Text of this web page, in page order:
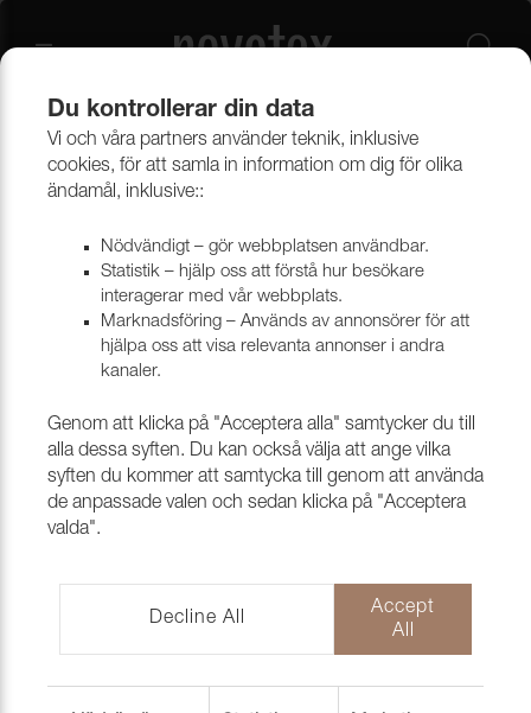
Outlet Möbeltyger
Du kontrollerar din data
Vi och våra partners använder teknik, inklusive
cookies, för att samla in information om dig för olika
ändamål, inklusive::
Nödvändigt – gör webbplatsen användbar.
Statistik – hjälp oss att förstå hur besökare
interagerar med vår webbplats.
Marknadsföring – Används av annonsörer för att
hjälpa oss att visa relevanta annonser i andra
kanaler.
Genom att klicka på "Acceptera alla" samtycker du till
alla dessa syften. Du kan också välja att ange vilka
syften du kommer att samtycka till genom att använda
de anpassade valen och sedan klicka på "Acceptera
valda".
Decline All
Accept
All